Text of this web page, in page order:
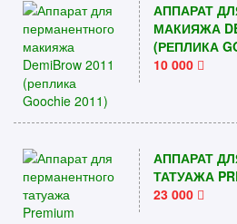
АППАРАТ
МАКИЯЖА
(РЕПЛИКА
10 000
АППАРАТ
ТАТУАЖА
23 000